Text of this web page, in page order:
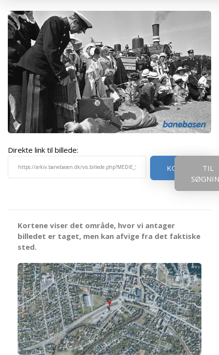
Direkte link til billede:
KOPIER
TIL
Kortene viser det område, hvor vi antager
billedet er taget, men kan afvige fra det faktiske
sted.